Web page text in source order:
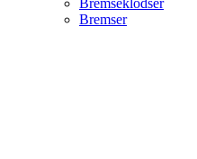
Bremseklodser
Bremser